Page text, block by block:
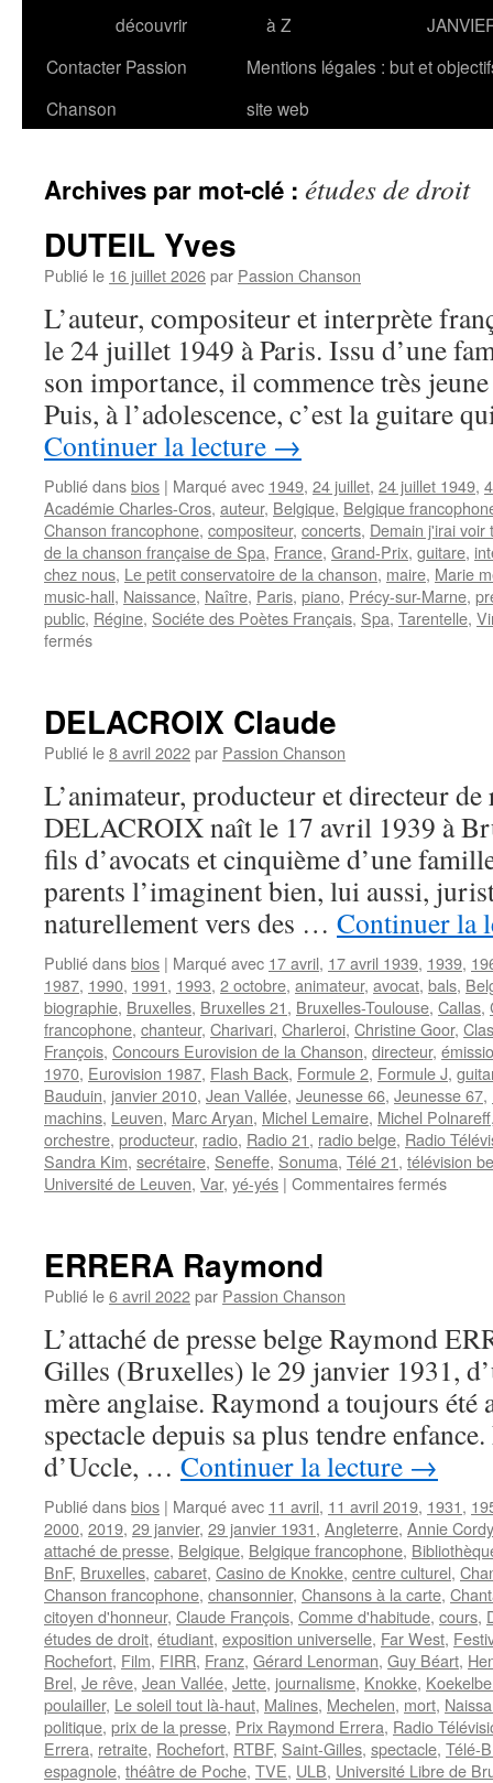
découvrir
à Z
Contacter Passion
Chanson
Mentions légales : but et
site web
Archives par mot-clé : études de droit
DUTEIL Yves
Publié le 16 juillet 2026par Passion Chanson
L’auteur, compositeur et interprète
le 24 juillet 1949 à Paris. Issu d’une
son importance, il commence très
Puis, à l’adolescence, c’est la guitare
Continuer la lecture →
Publié dansbios | Marqué avec 1949, 24 juillet, 24 juillet 1949,
Académie Charles-Cros, auteur, Belgique, Belgique
Chanson francophone, compositeur, concerts, Demain j'irai voir
de la chanson française de Spa, France, Grand-Prix, guitare,
chez nous, Le petit conservatoire de la chanson, maire, Marie
music-hall, Naissance, Naître, Paris, piano, Précy-sur-Marne,
public, Régine, Sociéte des Poètes Français, Spa, Tarentelle,
ferméssur
DELACROIX Claude
Publié le8 avril 2022par Passion Chanson
L’animateur, producteur et directeur
DELACROIX naît le 17 avril 1939 à
fils d’avocats et cinquième d’une
parents l’imaginent bien, lui aussi,
naturellement vers des … Continuer la
Publié dansbios | Marqué avec 17 avril, 17 avril 1939, 1939,
1987, 1990, 1991, 1993, 2 octobre, animateur, avocat, bals,
biographie, Bruxelles, Bruxelles 21, Bruxelles-Toulouse, Callas,
francophone, chanteur, Charivari, Charleroi, Christine Goor,
François, Concours Eurovision de la Chanson, directeur,
1970, Eurovision 1987, Flash Back, Formule 2, Formule J,
Bauduin, janvier 2010, Jean Vallée, Jeunesse 66, Jeunesse 67,
machins, Leuven, Marc Aryan, Michel Lemaire, Michel Polnareff
orchestre, producteur, radio, Radio 21, radio belge, Radio
Sandra Kim, secrétaire, Seneffe, Sonuma, Télé 21, télévision
Université de Leuven, Var, yé-yés | Commentaires ferméssur
ERRERA Raymond
Publié le6 avril 2022par Passion Chanson
L’attaché de presse belge Raymond
Gilles (Bruxelles) le 29 janvier 1931,
mère anglaise. Raymond a toujours été
spectacle depuis sa plus tendre
d’Uccle, … Continuer la lecture →
Publié dansbios | Marqué avec 11 avril, 11 avril 2019, 1931,
2000, 2019, 29 janvier, 29 janvier 1931, Angleterre, Annie Cordy
attaché de presse, Belgique, Belgique francophone,
BnF, Bruxelles, cabaret, Casino de Knokke, centre culturel,
Chanson francophone, chansonnier, Chansons à la carte,
citoyen d'honneur, Claude François, Comme d'habitude, cours,
études de droit, étudiant, exposition universelle, Far West,
Rochefort, Film, FIRR, Franz, Gérard Lenorman, Guy Béart,
Brel, Je rêve, Jean Vallée, Jette, journalisme, Knokke,
poulailler, Le soleil tout là-haut, Malines, Mechelen, mort,
politique, prix de la presse, Prix Raymond Errera, Radio
Errera, retraite, Rochefort, RTBF, Saint-Gilles, spectacle, Télé-
espagnole, théâtre de Poche, TVE, ULB, Université Libre de